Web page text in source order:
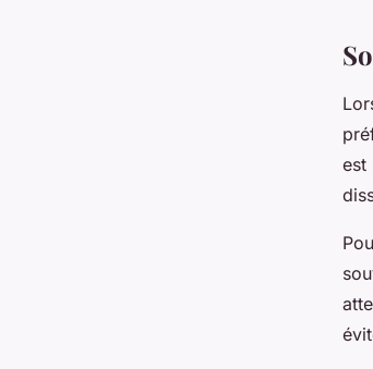
est